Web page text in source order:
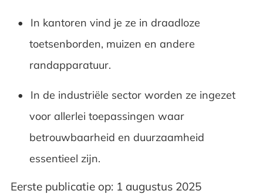
In kantoren vind je ze in draadloze
toetsenborden, muizen en andere
randapparatuur.
In de industriële sector worden ze ingezet
voor allerlei toepassingen waar
betrouwbaarheid en duurzaamheid
essentieel zijn.
Eerste publicatie op: 1 augustus 2025